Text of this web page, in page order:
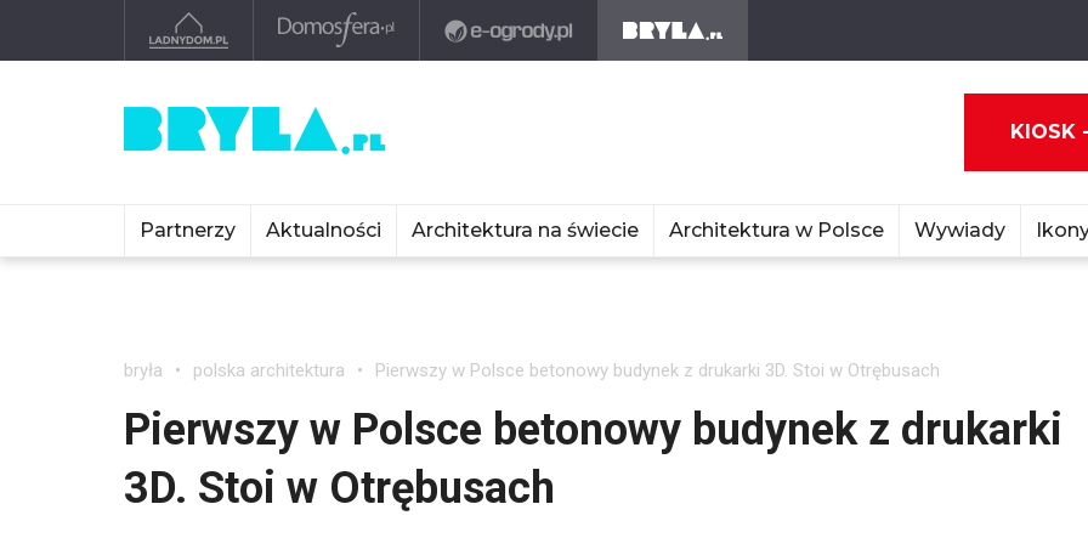
KIOSK
Partnerzy Aktualności Architektura na świecie Architektura w Polsce Wywiady
bryła polska architektura Pierwszy w Polsce betonowy budynek z drukarki 3D. Stoi w Otrębusach
Pierwszy w Polsce betonowy budynek z drukarki
3D. Stoi w Otrębusach